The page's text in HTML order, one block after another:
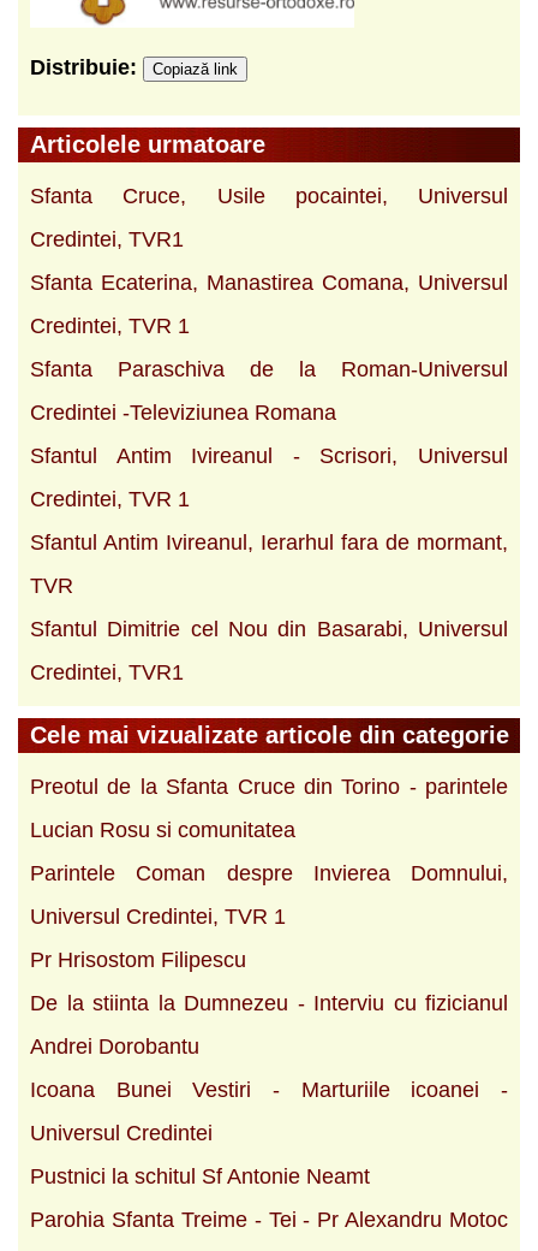
Distribuie: Copiază link
Articolele urmatoare
Sfanta Cruce, Usile pocaintei, Universul
Credintei, TVR1
Sfanta Ecaterina, Manastirea Comana, Universul
Credintei, TVR 1
Sfanta Paraschiva de la Roman-Universul
Credintei -Televiziunea Romana
Sfantul Antim Ivireanul - Scrisori, Universul
Credintei, TVR 1
Sfantul Antim Ivireanul, Ierarhul fara de mormant,
TVR
Sfantul Dimitrie cel Nou din Basarabi, Universul
Credintei, TVR1
Cele mai vizualizate articole din categorie
Preotul de la Sfanta Cruce din Torino - parintele
Lucian Rosu si comunitatea
Parintele Coman despre Invierea Domnului,
Universul Credintei, TVR 1
Pr Hrisostom Filipescu
De la stiinta la Dumnezeu - Interviu cu fizicianul
Andrei Dorobantu
Icoana Bunei Vestiri - Marturiile icoanei -
Universul Credintei
Pustnici la schitul Sf Antonie Neamt
Parohia Sfanta Treime - Tei - Pr Alexandru Motoc